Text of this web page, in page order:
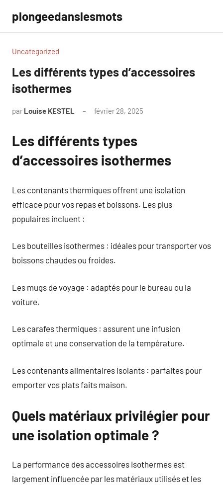
contenu
plongeedanslesmots
Uncategorized
Les différents types d’accessoires
isothermes
par Louise KESTEL février 28, 2025
Les différents types
d’accessoires isothermes
Les contenants thermiques offrent une isolation
efficace pour vos repas et boissons. Les plus
populaires incluent :
Les bouteilles isothermes : idéales pour transporter vos
boissons chaudes ou froides.
Les mugs de voyage : adaptés pour le bureau ou la
voiture.
Les carafes thermiques : assurent une infusion
optimale et une conservation de la température.
Les contenants alimentaires isolants : parfaites pour
emporter vos plats faits maison.
Quels matériaux privilégier pour
une isolation optimale ?
La performance des accessoires isothermes est
largement influencée par les matériaux utilisés et les